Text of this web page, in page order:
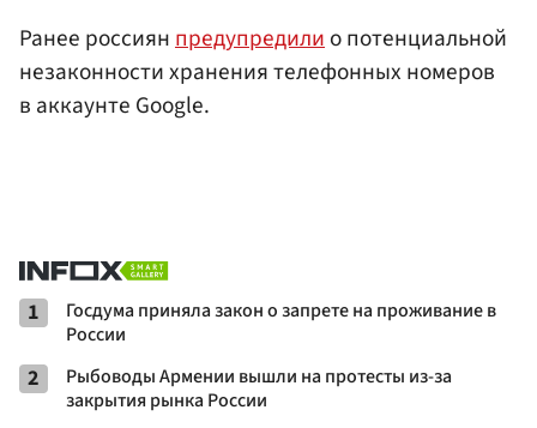
Ранее россиянпредупредилио потенциальной
незаконности хранения телефонных номеров
в аккаунте Google.
1
Госдума приняла закон о запрете на проживание в
России
2
Рыбоводы Армении вышли на протесты из-за
закрытия рынка России